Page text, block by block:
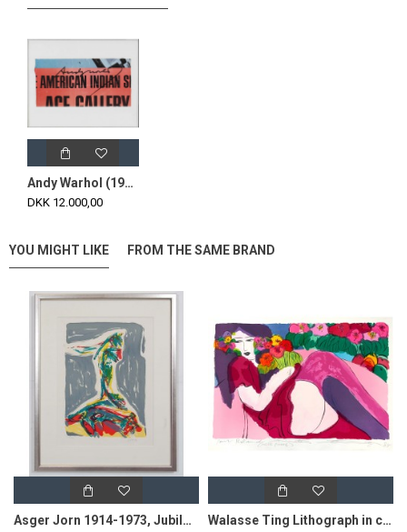
Andy Warhol (1928-1987): Signature
DKK 12.000,00
YOU MIGHT LIKE FROM THE SAME BRAND
Asger Jorn 1914-1973, Jubilation Larmoyennageuse, lithographic work from 1969. Walasse Ting Lithograph in colors, woman.